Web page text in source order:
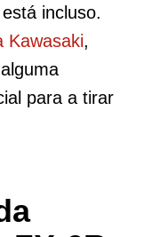
incluso.
Kawasaki,
para a tirar